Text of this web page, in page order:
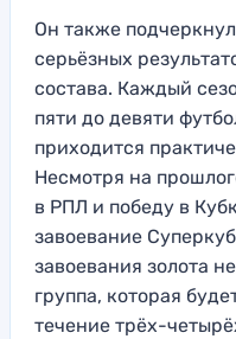
Он также
серьёзных
состава. Каждый
пяти до девяти
приходится
Несмотря на
в РПЛ и победу в
завоевание
завоевания золота
группа, которая
течение трёх-